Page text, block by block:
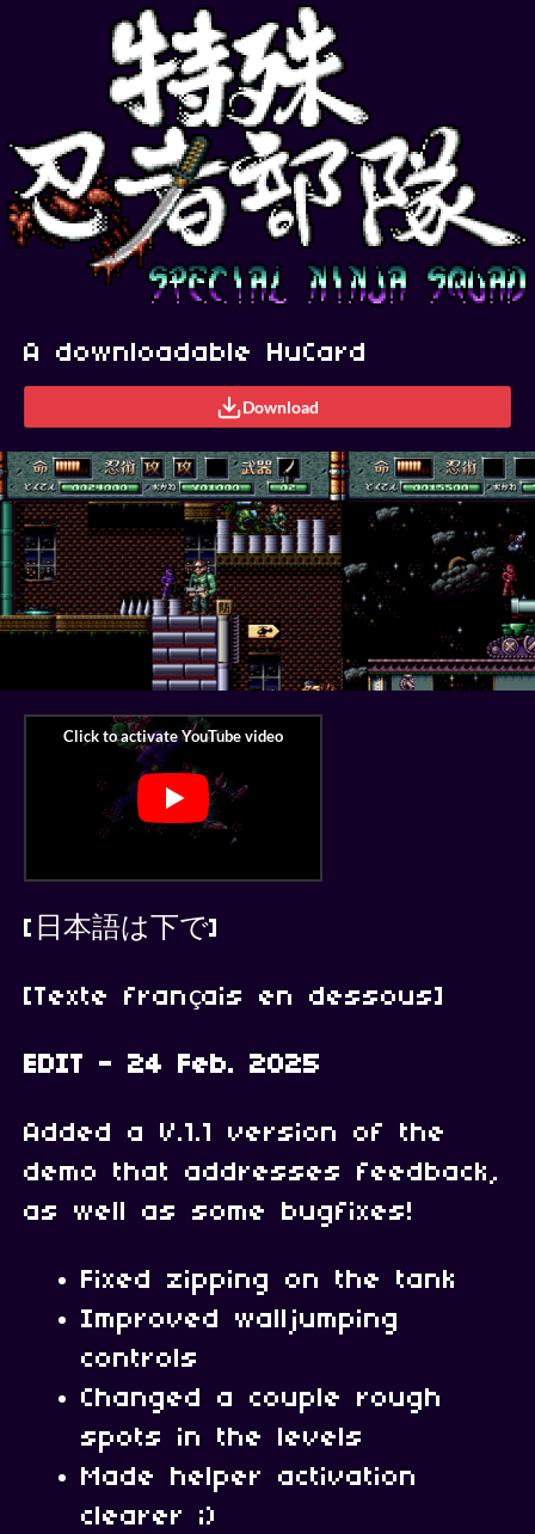
A downloadable HuCard
Download
[日本語は下で]
[Texte français en dessous]
EDIT - 24 Feb. 2025
Added a V.1.1 version of the
demo that addresses feedback,
as well as some bugfixes!
Fixed zipping on the tank
Improved walljumping
controls
Changed a couple rough
spots in the levels
Made helper activation
clearer ;)